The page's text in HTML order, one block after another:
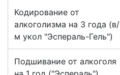
Кодирование от
алкоголизма на 3 года (в/
м укол "Эспераль-Гель")
Подшивание от алкоголя